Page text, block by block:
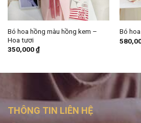
Bó hoa hồng màu hồng kem –
Hoa tươi
350,000₫
Bó
THÔNG TIN LIÊN HỆ